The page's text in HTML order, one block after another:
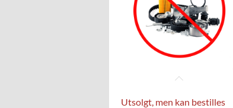
Utsolgt, men kan bestilles